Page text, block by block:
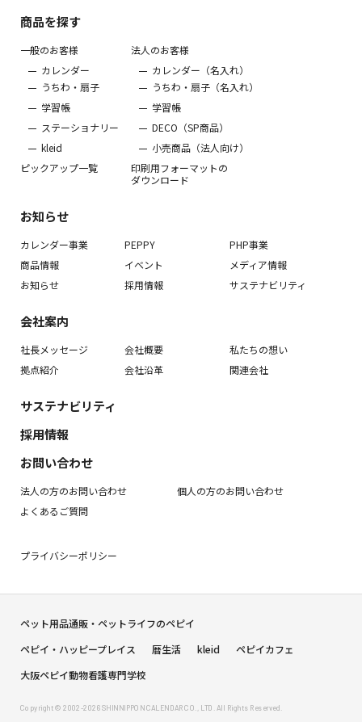
商品を探す
一般のお客様
カレンダー
うちわ・扇子
学習帳
ステーショナリー
kleid
ピックアップ一覧
法人のお客様
カレンダー（名入れ）
うちわ・扇子（名入れ）
学習帳
DECO（SP商品）
小売商品（法人向け）
印刷用フォーマットの
ダウンロード
お知らせ
カレンダー事業 PEPPY
PHP事業
商品情報
イベント
メディア情報
お知らせ
採用情報 サステナビリティ
会社案内
社長メッセージ 会社概要
私たちの想い
拠点紹介
会社沿革 関連会社
サステナビリティ
採用情報
お問い合わせ
法人の方のお問い合わせ
個人の方のお問い合わせ
よくあるご質問
プライバシーポリシー
ペット用品通販・ペットライフのペピイ
ペピイ・ハッピープレイス
暦生活 kleid
ペピイカフェ
大阪ペピイ動物看護専門学校
Copyright © 2002-2026 SHINNIPPON CALENDAR CO., LTD. All Rights Reserved.